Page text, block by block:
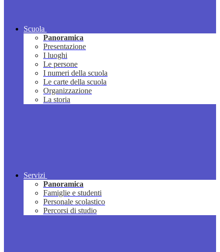
Scuola
Panoramica
Presentazione
I luoghi
Le persone
I numeri della scuola
Le carte della scuola
Organizzazione
La storia
Servizi
Panoramica
Famiglie e studenti
Personale scolastico
Percorsi di studio